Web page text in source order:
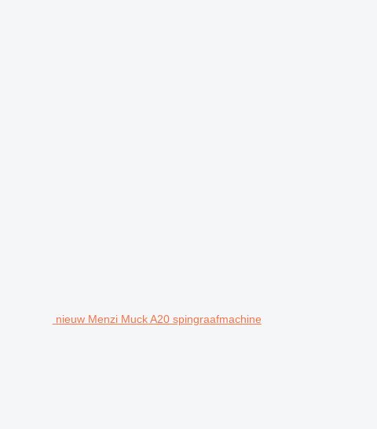
nieuw Menzi Muck A20 spingraafmachine